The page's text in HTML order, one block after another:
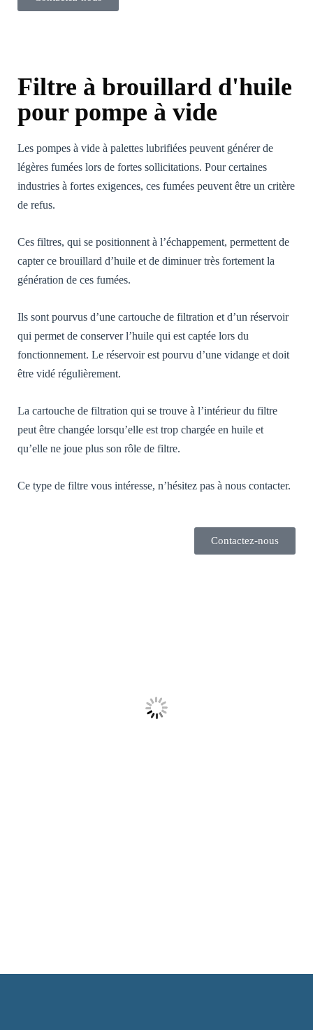
Filtre à brouillard d'huile
pour pompe à vide
Les pompes à vide à palettes lubrifiées peuvent générer de
légères fumées lors de fortes sollicitations. Pour certaines
industries à fortes exigences, ces fumées peuvent être un critère
de refus.
Ces filtres, qui se positionnent à l’échappement, permettent de
capter ce brouillard d’huile et de diminuer très fortement la
génération de ces fumées.
Ils sont pourvus d’une cartouche de filtration et d’un réservoir
qui permet de conserver l’huile qui est captée lors du
fonctionnement. Le réservoir est pourvu d’une vidange et doit
être vidé régulièrement.
La cartouche de filtration qui se trouve à l’intérieur du filtre
peut être changée lorsqu’elle est trop chargée en huile et
qu’elle ne joue plus son rôle de filtre.
Ce type de filtre vous intéresse, n’hésitez pas à nous contacter.
Contactez-nous